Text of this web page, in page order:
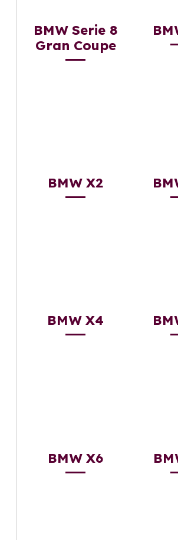
BMW Serie 8
Gran Coupe
BMW X2
BMW X4
BMW X6